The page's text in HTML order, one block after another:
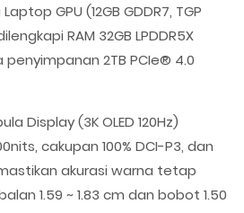
GPU (12GB GDDR7, TGP
RAM 32GB LPDDR5X
2TB PCIe® 4.0
Display (3K OLED 120Hz)
cakupan 100% DCI-P3, dan
akurasi warna tetap
1.59 ~ 1.83 cm dan bobot 1.50